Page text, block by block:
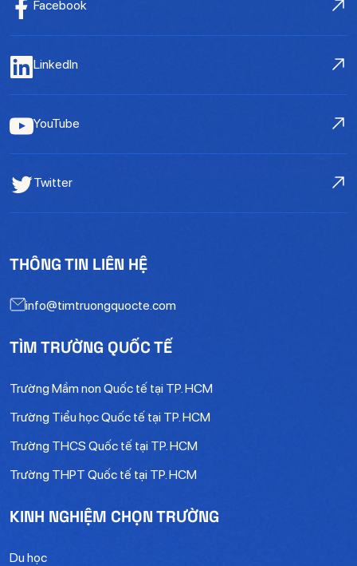
Facebook
LinkedIn
YouTube
Twitter
THÔNG TIN LIÊN HỆ
info@timtruongquocte.com
TÌM TRƯỜNG QUỐC TẾ
Trường Mầm non Quốc tế tại TP. HCM
Trường Tiểu học Quốc tế tại TP. HCM
Trường THCS Quốc tế tại TP. HCM
Trường THPT Quốc tế tại TP. HCM
KINH NGHIỆM CHỌN TRƯỜNG
Du học